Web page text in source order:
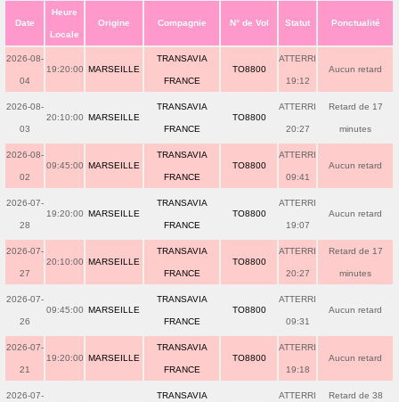
Date
Heure
Locale
Origine Compagnie N° de Vol Statut Ponctualité
2026-08-
04
19:20:00 MARSEILLE
TRANSAVIA
FRANCE
TO8800
ATTERRI
19:12
Aucun retard
2026-08-
03
20:10:00 MARSEILLE
TRANSAVIA
FRANCE
TO8800
ATTERRI
20:27
Retard de 17
minutes
2026-08-
02
09:45:00 MARSEILLE
TRANSAVIA
FRANCE
TO8800
ATTERRI
09:41
Aucun retard
2026-07-
28
19:20:00 MARSEILLE
TRANSAVIA
FRANCE
TO8800
ATTERRI
19:07
Aucun retard
2026-07-
27
20:10:00 MARSEILLE
TRANSAVIA
FRANCE
TO8800
ATTERRI
20:27
Retard de 17
minutes
2026-07-
26
09:45:00 MARSEILLE
TRANSAVIA
FRANCE
TO8800
ATTERRI
09:31
Aucun retard
2026-07-
21
19:20:00 MARSEILLE
TRANSAVIA
FRANCE
TO8800
ATTERRI
19:18
Aucun retard
2026-07- TRANSAVIA ATTERRI Retard de 38